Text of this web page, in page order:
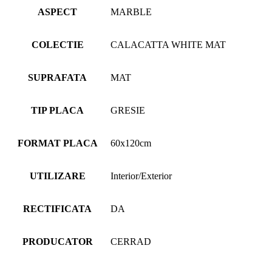
ASPECT MARBLE
COLECTIE CALACATTA WHITE MAT
SUPRAFATA MAT
TIP PLACA GRESIE
FORMAT PLACA 60x120cm
UTILIZARE Interior/Exterior
RECTIFICATA DA
PRODUCATOR CERRAD